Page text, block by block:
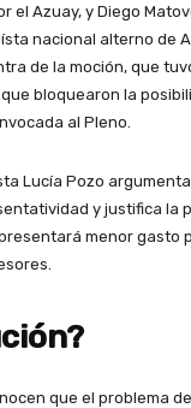
el Azuay, y Diego
nacional alterno de
de la moción, que
bloquearon la
al Pleno.
Lucía Pozo
y justifica la
menor gasto
que el problema